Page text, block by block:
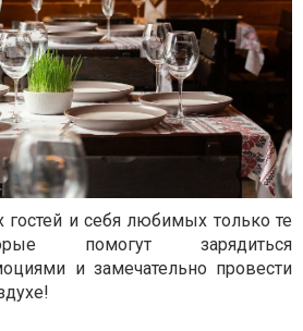
гостей и себя любимых только те
помогут зарядиться
и замечательно провести